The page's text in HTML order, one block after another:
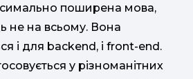
поширена мова,
не на всьому. Вона
і для backend, і front-end.
у різноманітних